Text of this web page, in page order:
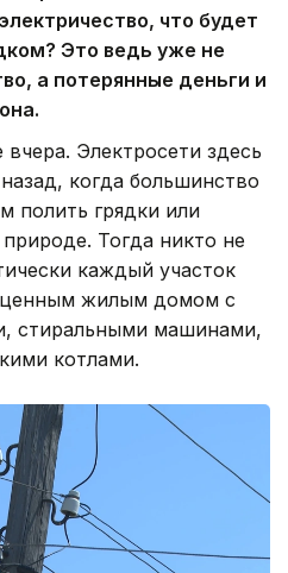
что будет
Это ведь уже не
а потерянные деньги и
Электросети здесь
когда большинство
полить грядки или
Тогда никто не
каждый участок
жилым домом с
стиральными машинами,
котлами.